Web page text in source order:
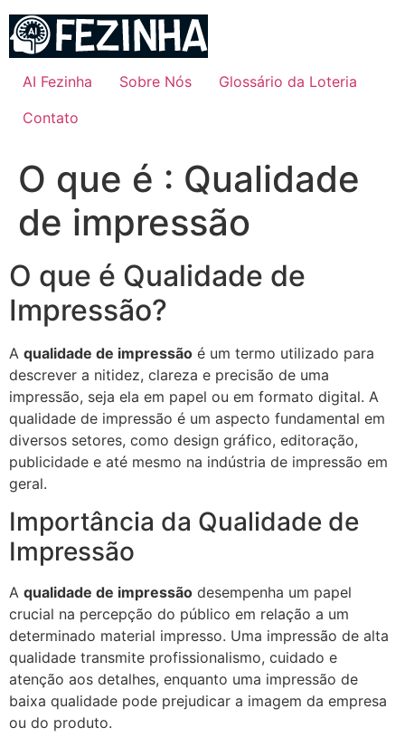
para
conteúdo
AI Fezinha Sobre Nós
Glossário da Loteria
Contato
O que é : Qualidade
de impressão
O que é Qualidade de
Impressão?
A qualidade de impressão é um termo utilizado para
descrever a nitidez, clareza e precisão de uma
impressão, seja ela em papel ou em formato digital. A
qualidade de impressão é um aspecto fundamental em
diversos setores, como design gráfico, editoração,
publicidade e até mesmo na indústria de impressão em
geral.
Importância da Qualidade de
Impressão
A qualidade de impressão desempenha um papel
crucial na percepção do público em relação a um
determinado material impresso. Uma impressão de alta
qualidade transmite profissionalismo, cuidado e
atenção aos detalhes, enquanto uma impressão de
baixa qualidade pode prejudicar a imagem da empresa
ou do produto.